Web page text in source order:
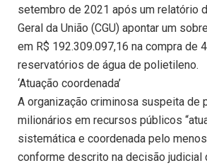
setembro de 2021 após um relatório
Geral da União (CGU) apontar um
em R$ 192.309.097,16 na compra de
reservatórios de água de polietileno.
‘Atuação coordenada’
A organização criminosa suspeita de
milionários em recursos públicos
sistemática e coordenada pelo
conforme descrito na decisão judicial